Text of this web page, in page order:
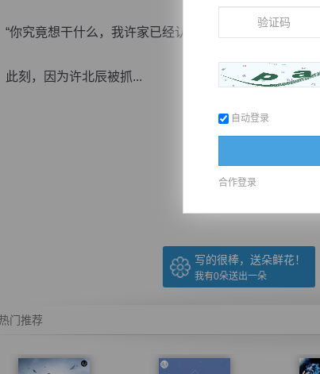
究竟想干什么，我许家已经认错，凌帅已经答应了既
，因为许北辰被抓...
推荐
（← 快捷键
写的很棒，送朵鲜花！
我有0朵送出一朵
热门推荐
自动登录
合作登录